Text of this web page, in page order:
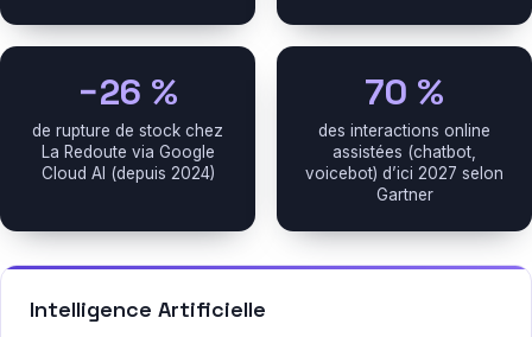
−26 %
de rupture de stock chez
La Redoute via Google
Cloud AI (depuis 2024)
70 %
des interactions online
assistées (chatbot,
voicebot) d’ici 2027 selon
Gartner
Intelligence Artificielle